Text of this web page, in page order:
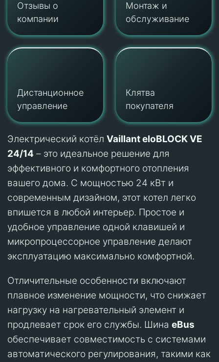
Отзывы о
компании
Монтаж и
обслуживание
Дистанционное
управление
Клятва
покупателя
Электрический котёл Vaillant eloBLOCK VE
24/14 – это идеальное решение для
эффективного и комфортного отопления
вашего дома. С мощностью 24 кВт и
современным дизайном, этот котел легко
впишется в любой интерьер. Простое и
удобное управление одной клавишей и
микропроцессорное управление делают
эксплуатацию максимально комфортной.
Отличительные особенности включают
плавное изменение мощности, что снижает
нагрузку на нагревательный элемент и
продлевает срок его службы. Шина еBus
обеспечивает совместимость с системами
автоматического регулирования, такими как